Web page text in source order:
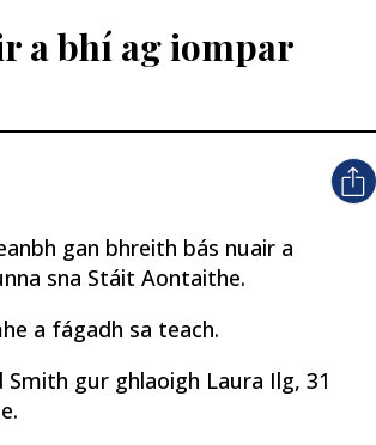
a bhí ag iompar
gan bhreith bás nuair a
sna Stáit Aontaithe.
a fágadh sa teach.
gur ghlaoigh Laura Ilg, 31